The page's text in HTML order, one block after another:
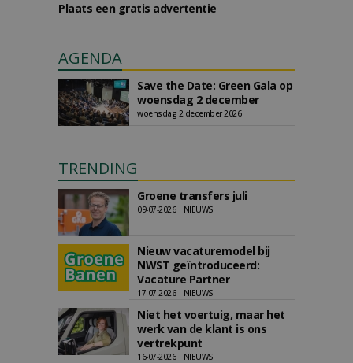
Plaats een gratis advertentie
AGENDA
Save the Date: Green Gala op
woensdag 2 december
woensdag 2 december 2026
TRENDING
Groene transfers juli
09-07-2026 | NIEUWS
Nieuw vacaturemodel bij
NWST geïntroduceerd:
Vacature Partner
17-07-2026 | NIEUWS
Niet het voertuig, maar het
werk van de klant is ons
vertrekpunt
16-07-2026 | NIEUWS